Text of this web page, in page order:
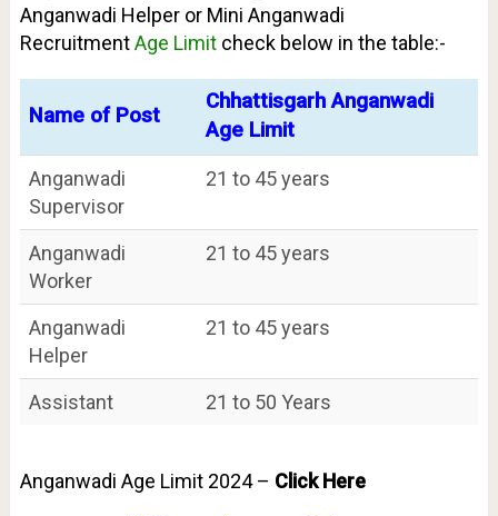
Anganwadi Helper or Mini Anganwadi
RecruitmentAge Limitcheck below in the table:-
Name of Post
Chhattisgarh Anganwadi
Age Limit
Anganwadi
Supervisor
21 to 45 years
Anganwadi
Worker
21 to 45 years
Anganwadi
Helper
21 to 45 years
Assistant 21 to 50 Years
Anganwadi Age Limit 2024 – Click Here